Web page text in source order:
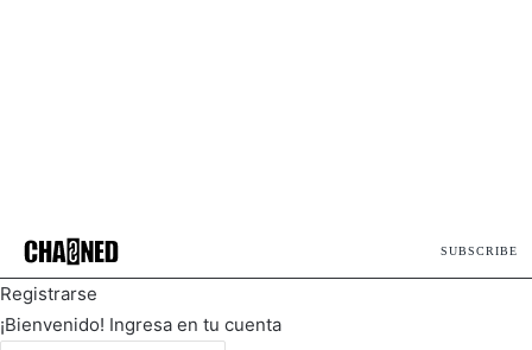
SUBSCRIBE
Registrarse
¡Bienvenido! Ingresa en tu cuenta